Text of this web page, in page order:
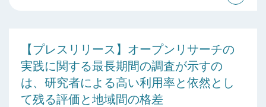
【プレスリリース】オープンリサーチの
実践に関する最長期間の調査が示すの
は、研究者による高い利用率と依然とし
て残る評価と地域間の格差